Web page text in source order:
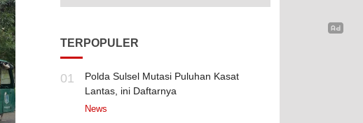
TERPOPULER
01
Polda Sulsel Mutasi Puluhan Kasat
Lantas, ini Daftarnya
News